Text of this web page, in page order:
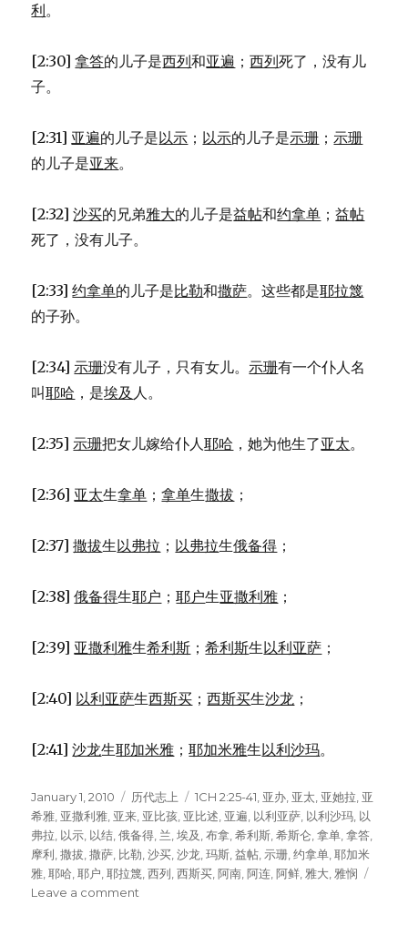
利。
[2:30]拿答的儿子是西列和亚遍 ；西列死了，没有儿
子。
[2:31] 亚遍的儿子是以示 ； 以示的儿子是示珊 ；示珊
的儿子是亚来。
[2:32]沙买的兄弟雅大的儿子是益帖和约拿单 ；益帖
死了，没有儿子。
[2:33]约拿单的儿子是比勒和撒萨。这些都是耶拉篾
的子孙。
[2:34]示珊没有儿子，只有女儿。示珊有一个仆人名
叫耶哈 ，是埃及 人。
[2:35]示珊把女儿嫁给仆人耶哈 ，她为他生了亚太。
[2:36] 亚太生拿单 ；拿单生撒拔 ；
[2:37]撒拔生以弗拉 ； 以弗拉生俄备得 ；
[2:38]俄备得生耶户 ；耶户生亚撒利雅 ；
[2:39] 亚撒利雅生希利斯 ；希利斯生以利亚萨 ；
[2:40] 以利亚萨生西斯买 ；西斯买生沙龙 ；
[2:41]沙龙生耶加米雅 ；耶加米雅生以利沙玛。
Posted
on
January 1, 2010 Categories
历代志上 Tags
1CH 2:25-41 亚办 亚太 亚她拉 亚
希雅 亚撒利雅 亚来 亚比孩 亚比述 亚遍 以利亚萨 以利沙玛 以
弗拉 以示 以结 ,俄备得 兰 ,埃及 ,布拿 ,希利斯 ,希斯仑 ,拿单 ,拿答
摩利 ,撒拔 ,撒萨 比勒 ,沙买 ,沙龙 ,玛斯 ,益帖 示珊 ,约拿单 ,耶加米
雅 ,耶哈 ,耶户 ,耶拉篾 ,西列 ,西斯买 ,阿南 ,阿连 ,阿鲜 雅大 雅悯
Leave a comment